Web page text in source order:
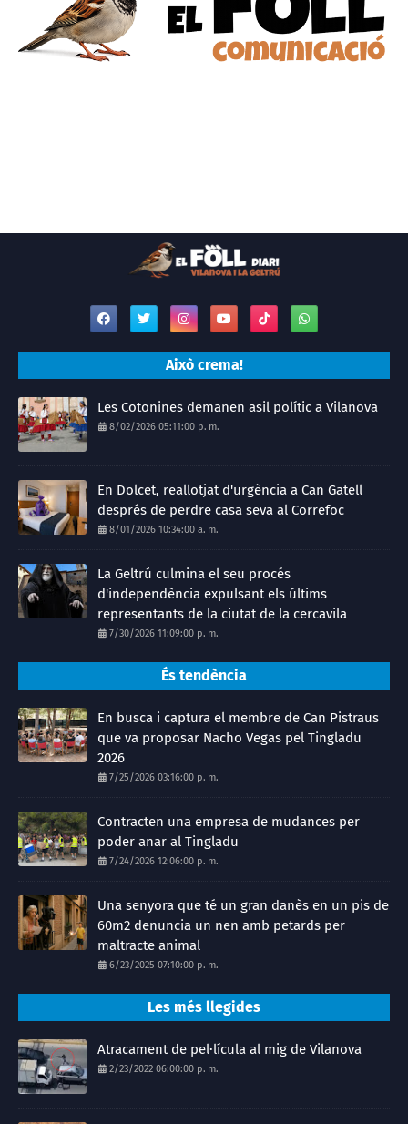
Això crema!
Les Cotonines demanen asil polític a Vilanova
8/02/2026 05:11:00 p. m.
En Dolcet, reallotjat d'urgència a Can Gatell
després de perdre casa seva al Correfoc
8/01/2026 10:34:00 a. m.
La Geltrú culmina el seu procés
d'independència expulsant els últims
representants de la ciutat de la cercavila
7/30/2026 11:09:00 p. m.
És tendència
En busca i captura el membre de Can Pistraus
que va proposar Nacho Vegas pel Tingladu
2026
7/25/2026 03:16:00 p. m.
Contracten una empresa de mudances per
poder anar al Tingladu
7/24/2026 12:06:00 p. m.
Una senyora que té un gran danès en un pis de
60m2 denuncia un nen amb petards per
maltracte animal
6/23/2025 07:10:00 p. m.
Les més llegides
Atracament de pel·lícula al mig de Vilanova
2/23/2022 06:00:00 p. m.